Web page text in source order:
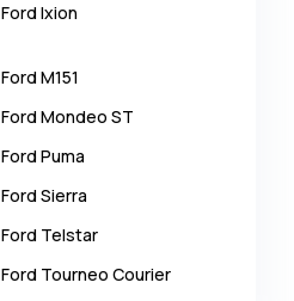
Ford Ixion
Ford M151
Ford Mondeo ST
Ford Puma
Ford Sierra
Ford Telstar
Ford Tourneo Courier